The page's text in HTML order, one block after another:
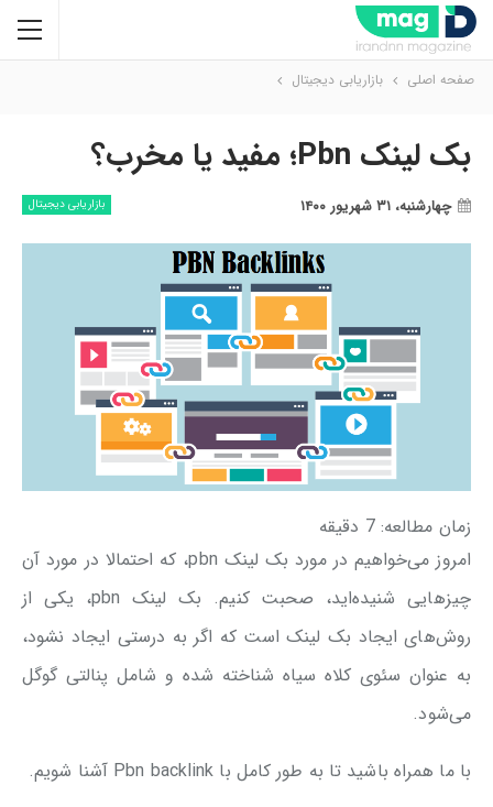
صفحه اصلی بازاریابی دیجیتال
بک لینک Pbn؛ مفید یا مخرب؟
بازاریابی دیجیتال چهارشنبه، ۳۱ شهریور ۱۴۰۰
زمان مطالعه: 7 دقیقه
امروز می‌خواهیم در مورد بک لینک pbn، که احتمالا در مورد آن
چیزهایی شنیده‌اید، صحبت کنیم. بک لینک pbn، یکی از
روش‌های ایجاد بک لینک است که اگر به درستی ایجاد نشود،
به عنوان سئوی کلاه سیاه شناخته شده و شامل پنالتی گوگل
می‌شود.
با ما همراه باشید تا به طور کامل با Pbn backlink آشنا شویم.